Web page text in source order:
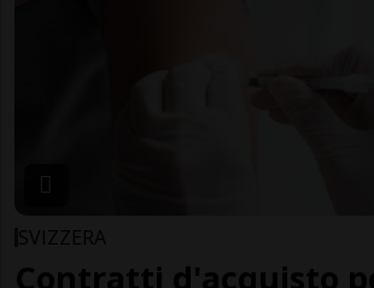
SVIZZERA
Contratti d'acquisto